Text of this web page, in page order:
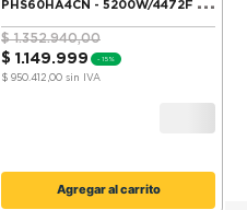
PHS60HA4CN - 5200W/4472F -
Frio/Calor
$ 1.352.940,00
$ 1 .149.999 -15%
$ 950.412,00 sin IVA
Agregar al carrito